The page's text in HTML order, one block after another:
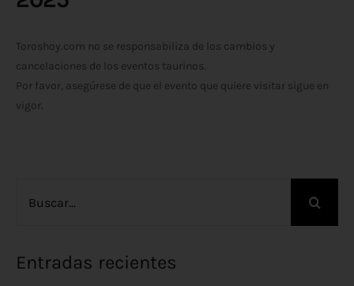
Toroshoy.com no se responsabiliza de los cambios y
cancelaciones de los eventos taurinos.
Por favor, asegúrese de que el evento que quiere visitar sigue en
vigor.
Entradas recientes